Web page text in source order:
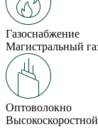
Газоснабжение
Магистральный
Оптоволокно